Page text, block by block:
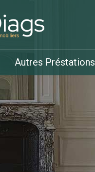
Autres Préstations